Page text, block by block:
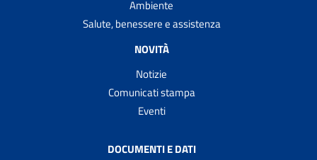
Ambiente
Salute, benessere e assistenza
NOVITÀ
Notizie
Comunicati stampa
Eventi
DOCUMENTI E DATI